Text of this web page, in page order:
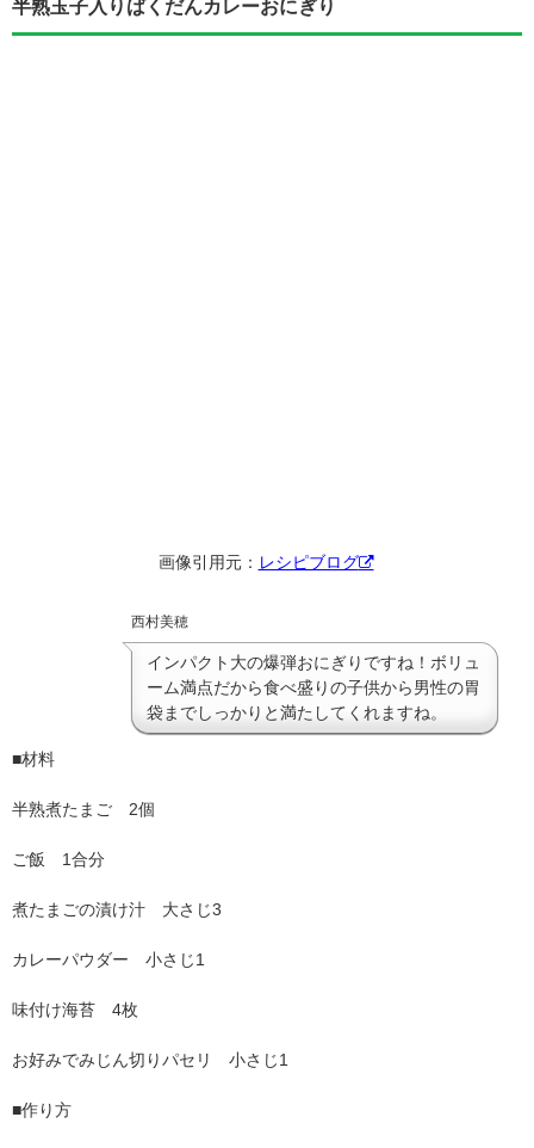
半熟玉子入りばくだんカレーおにぎり
画像引用元： レシピブログ
西村美穂
インパクト大の爆弾おにぎりですね！ボリュ
ーム満点だから食べ盛りの子供から男性の胃
袋までしっかりと満たしてくれますね。
■材料
半熟煮たまご 2個
ご飯 1合分
煮たまごの漬け汁 大さじ3
カレーパウダー 小さじ1
味付け海苔 4枚
お好みでみじん切りパセリ 小さじ1
■作り方